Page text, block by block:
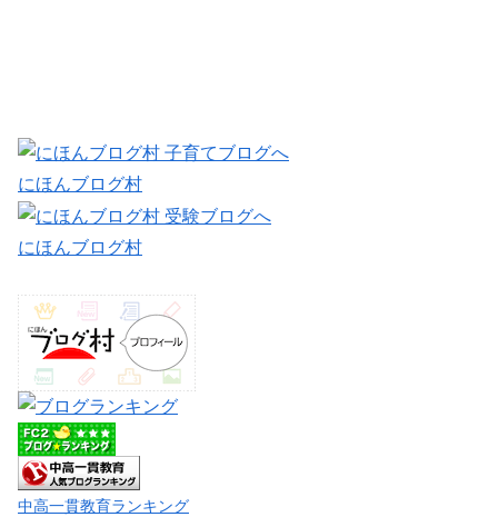
にほんブログ村
にほんブログ村
中高一貫教育ランキング